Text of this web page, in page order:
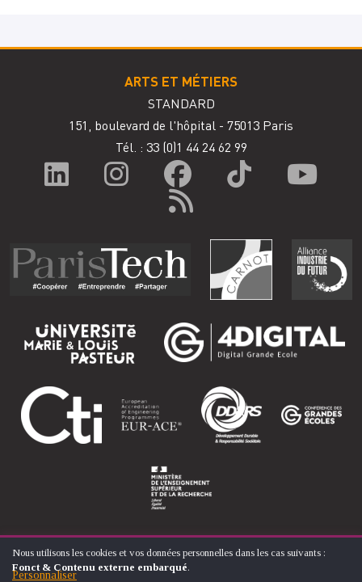
ARTS ET MÉTIERS
STANDARD
151, boulevard de l'hôpital - 75013 Paris
Tél. : 33 (0)1 44 24 62 99
© ÉCOLE NATIONALE SUPÉRIEURE D'ARTS ET MÉTIERS
UTILISATION
DES
Nous utilisons les cookies et vos données personnelles dans les cas suivants :
Fonct & Contenu externe embarqué.
Personnaliser